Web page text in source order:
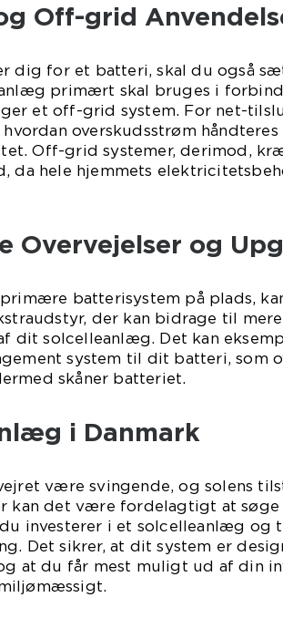
Off-grid
dig for et batteri, skal du også
primært skal bruges i
et off-grid system. For net-
hvordan overskudsstrøm
Off-grid systemer, derimod,
da hele hjemmets
Overvejelser og
batterisystem på plads,
der kan bidrage til
dit solcelleanlæg. Det kan
system til dit batteri, som
skåner batteriet.
i Danmark
være svingende, og solens
kan det være fordelagtigt at søge
investerer i et solcelleanlæg og
Det sikrer, at dit system er
at du får mest muligt ud af din